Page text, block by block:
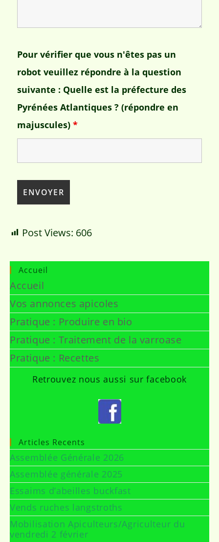
Pour vérifier que vous n'êtes pas un
robot veuillez répondre à la question
suivante : Quelle est la préfecture des
Pyrénées Atlantiques ? (répondre en
majuscules) *
Post Views: 606
Accueil
Accueil
Vos annonces apicoles
Pratique : Produire en bio
Pratique : Traitement de la varroase
Pratique : Recettes
Retrouvez nous aussi sur facebook
Articles Recents
Assemblée Générale 2026
Assemblée générale 2025
Essaims d’abeilles buckfast
Vends ruches langstroths
Mobilisation Apiculteurs/Agriculteur du
vendredi 2 février